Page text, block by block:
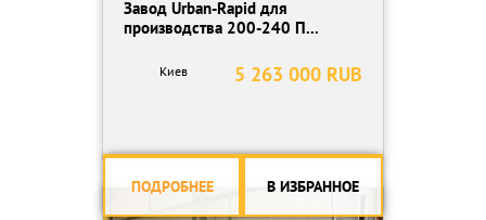
Завод Urban-Rapid для
производства 200-240 П...
5 263 000 RUB
Киев
ПОДРОБНЕЕ В ИЗБРАННОЕ